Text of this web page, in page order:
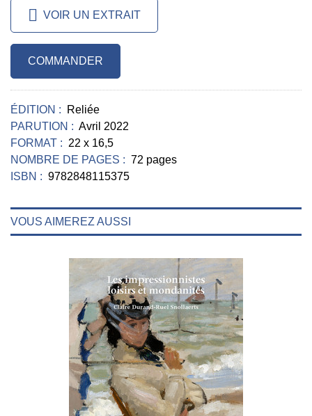
VOIR UN EXTRAIT
COMMANDER
ÉDITION :
Reliée
PARUTION : Avril 2022
FORMAT : 22 x 16,5
NOMBRE DE PAGES : 72 pages
ISBN : 9782848115375
VOUS AIMEREZ AUSSI